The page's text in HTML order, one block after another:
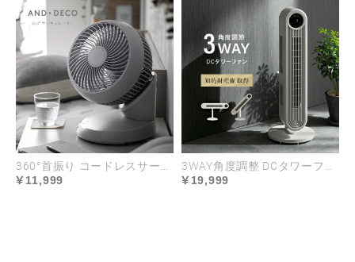
360°首振り コードレスサーキュレーター
11,999
3WAY角度調整 DCタワーファン
19,999